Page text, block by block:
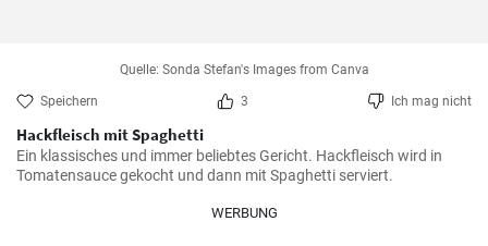
Quelle: Sonda Stefan's Images from Canva
Speichern 3 Ich mag nicht
Hackfleisch mit Spaghetti
Ein klassisches und immer beliebtes Gericht. Hackfleisch wird in
Tomatensauce gekocht und dann mit Spaghetti serviert.
WERBUNG